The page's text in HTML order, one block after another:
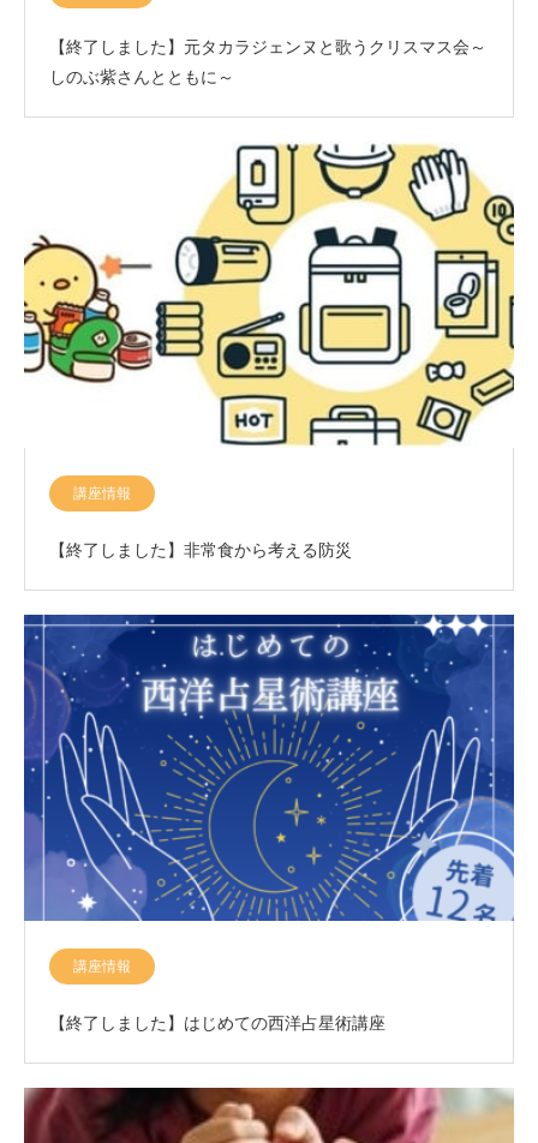
【終了しました】元タカラジェンヌと歌うクリスマス会～
しのぶ紫さんとともに～
講座情報
【終了しました】非常食から考える防災
講座情報
【終了しました】はじめての西洋占星術講座